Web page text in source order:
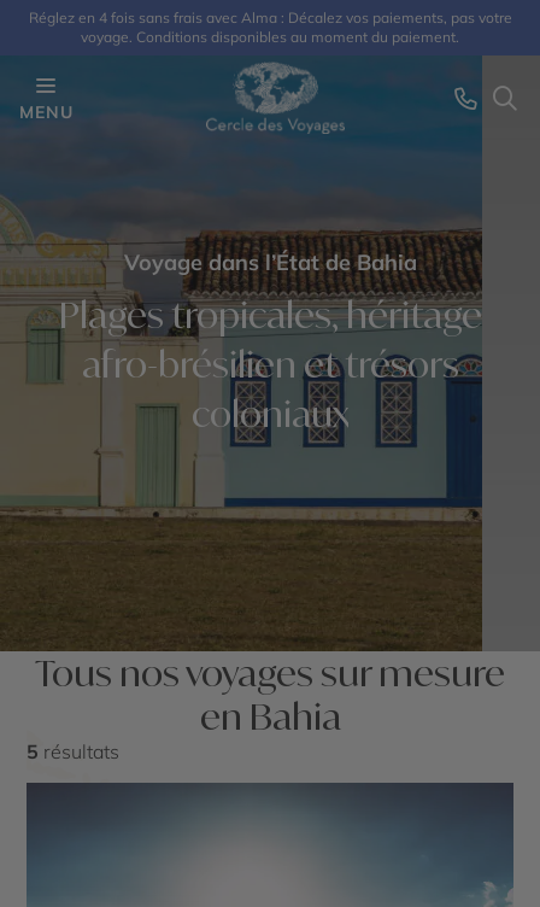
Réglez en 4 fois sans frais avec Alma : Décalez vos paiements, pas votre
voyage. Conditions disponibles au moment du paiement.
MENU
Voyage dans l’État de Bahia
Plages tropicales, héritage
afro-brésilien et trésors
coloniaux
Tous nos voyages sur mesure
en Bahia
5 résultats